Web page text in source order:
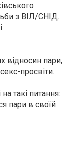
з ВІЛ/СНІД.
відносин пари,
просвіти.
такі питання:
пари в своїй